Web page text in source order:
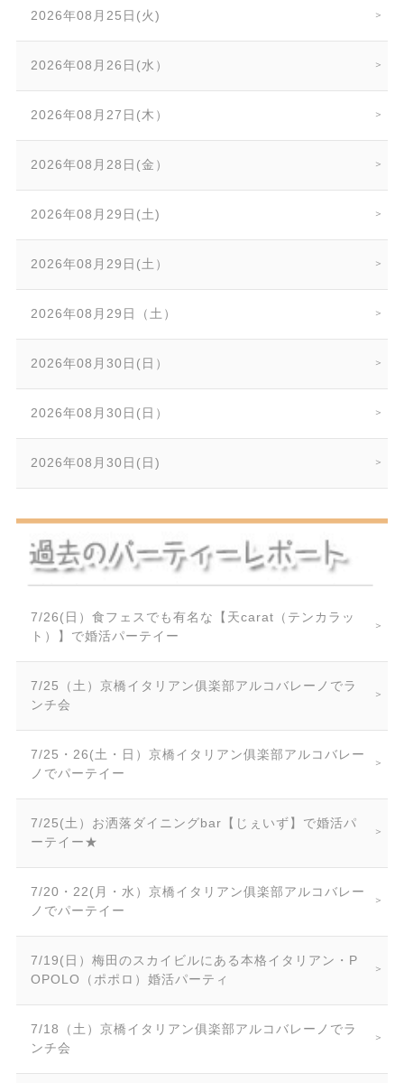
2026年08月25日(火)
2026年08月26日(水）
2026年08月27日(木）
2026年08月28日(金）
2026年08月29日(土)
2026年08月29日(土）
2026年08月29日（土）
2026年08月30日(日）
2026年08月30日(日）
2026年08月30日(日)
7/26(日）食フェスでも有名な【天carat（テンカラッ
ト）】で婚活パーテイー
7/25（土）京橋イタリアン俱楽部アルコバレーノでラ
ンチ会
7/25・26(土・日）京橋イタリアン俱楽部アルコバレー
ノでパーテイー
7/25(土）お洒落ダイニングbar【じぇいず】で婚活パ
ーテイー★
7/20・22(月・水）京橋イタリアン俱楽部アルコバレー
ノでパーテイー
7/19(日）梅田のスカイビルにある本格イタリアン・P
OPOLO（ポポロ）婚活パーティ
7/18（土）京橋イタリアン俱楽部アルコバレーノでラ
ンチ会